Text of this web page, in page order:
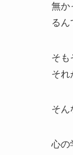
無か
るん
そも
それ
そん
心の